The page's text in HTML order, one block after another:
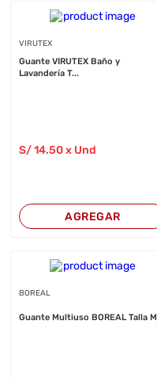
VIRUTEX
Guante VIRUTEX Baño y
Lavandería T...
S/14.50 x Und
AGREGAR
BOREAL
Guante Multiuso BOREAL Talla M